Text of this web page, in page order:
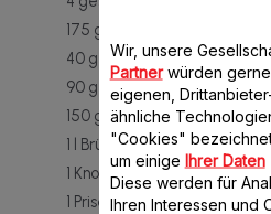
175 g gehackter Tintenfisch
40 g rote Paprika
90 g Zwiebeln
150 g „Tomate Frito“-Soße
1 l Brühe
1 Knoblauchzehe
1 Prise Salz
Wir, unsere
Partnerwürden
eigenen,
ähnliche
"Cookies"
um einige Ihrer Daten
Diese werden für
Ihren Interessen und